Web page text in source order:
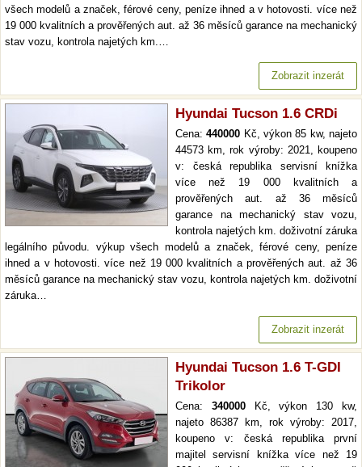
všech modelů a značek, férové ceny, peníze ihned a v hotovosti. více než
19 000 kvalitních a prověřených aut. až 36 měsíců garance na mechanický
stav vozu, kontrola najetých km.…
Zobrazit inzerát
Hyundai Tucson 1.6 CRDi
Cena:440000 Kč, výkon 85 kw, najeto
44573 km, rok výroby: 2021, koupeno
v: česká republika servisní knížka
více než 19 000 kvalitních a
prověřených aut. až 36 měsíců
garance na mechanický stav vozu,
kontrola najetých km. doživotní záruka
legálního původu. výkup všech modelů a značek, férové ceny, peníze
ihned a v hotovosti. více než 19 000 kvalitních a prověřených aut. až 36
měsíců garance na mechanický stav vozu, kontrola najetých km. doživotní
záruka…
Zobrazit inzerát
Hyundai Tucson 1.6 T-GDI
Trikolor
Cena: 340000Kč, výkon 130 kw,
najeto 86387 km, rok výroby: 2017,
koupeno v: česká republika první
majitel servisní knížka více než 19